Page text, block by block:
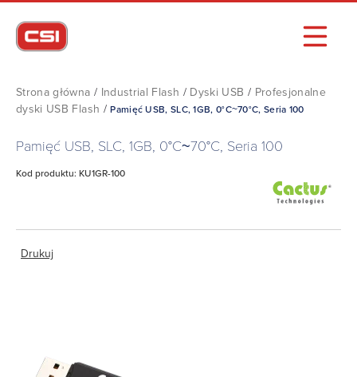
Strona główna / Industrial Flash / Dyski USB / Profesjonalne
dyski USB Flash /Pamięć USB, SLC, 1GB, 0°C~70°C, Seria 100
Pamięć USB, SLC, 1GB, 0°C~70°C, Seria 100
Kod produktu: KU1GR-100
Drukuj